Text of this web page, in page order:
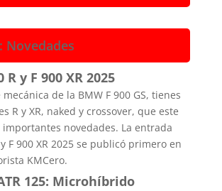
Novedades
R y F 900 XR 2025
de la BMW F 900 GS, tienes
R y XR, naked y crossover, que este
novedades. La entrada
y F 900 XR 2025 se publicó primero en
KMCero.
125: Microhíbrido